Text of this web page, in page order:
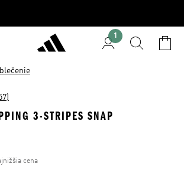
1
3-STRIPES SNAP
cena